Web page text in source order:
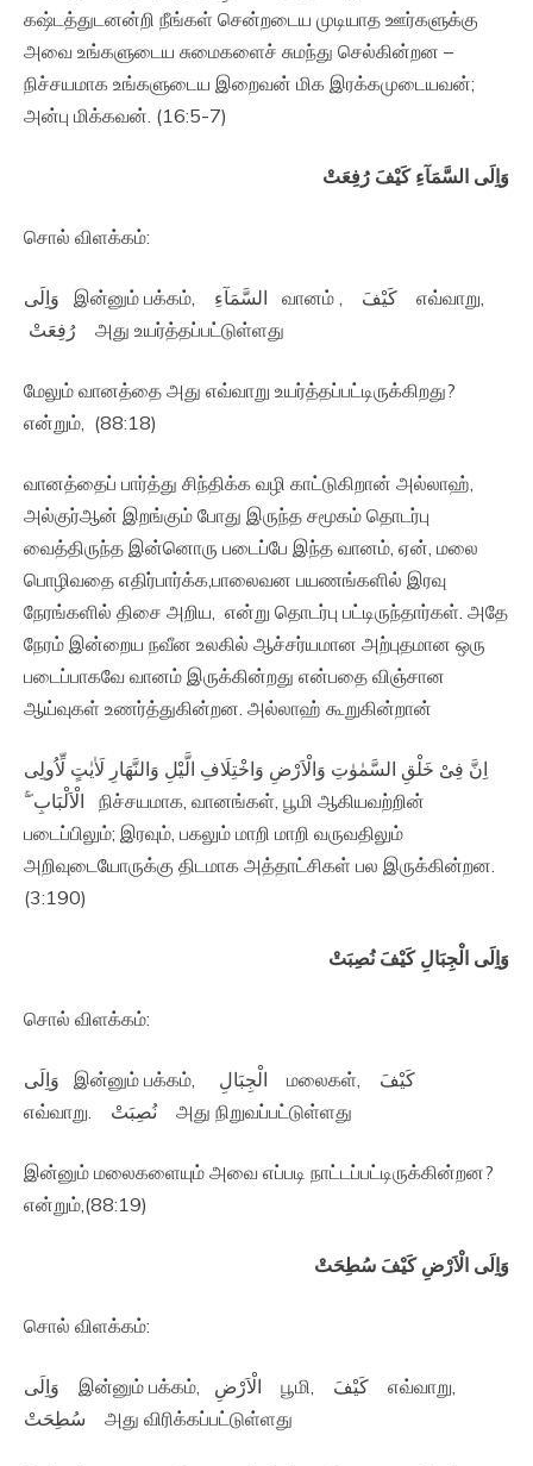
கஷ்டத்துடனன்றி நீங்கள் சென்றடைய முடியாத ஊர்களுக்கு
அவை உங்களுடைய சுமைகளைச் சுமந்து செல்கின்றன –
நிச்சயமாக உங்களுடைய இறைவன் மிக இரக்கமுடையவன்;
அன்பு மிக்கவன். (16:5-7)
وَاِلَى السَّمَآءِ كَيْفَ رُفِعَتْ
சொல் விளக்கம்:
وَاِلَى இன்னும் பக்கம், السَّمَآءِ வானம் , كَيْفَ எவ்வாறு,
رُفِعَتْ அது உயர்த்தப்பட்டுள்ளது
மேலும் வானத்தை அது எவ்வாறு உயர்த்தப்பட்டிருக்கிறது?
என்றும், (88:18)
வானத்தைப் பார்த்து சிந்திக்க வழி காட்டுகிறான் அல்லாஹ்,
அல்குர்ஆன் இறங்கும் போது இருந்த சமூகம் தொடர்பு
வைத்திருந்த இன்னொரு படைப்பே இந்த வானம், ஏன், மலை
பொழிவதை எதிர்பார்க்க,பாலைவன பயணங்களில் இரவு
நேரங்களில் திசை அறிய, என்று தொடர்பு பட்டிருந்தார்கள். அதே
நேரம் இன்றைய நவீன உலகில் ஆச்சர்யமான அற்புதமான ஒரு
படைப்பாகவே வானம் இருக்கின்றது என்பதை விஞ்சான
ஆய்வுகள் உணர்த்துகின்றன. அல்லாஹ் கூறுகின்றான்
اِنَّ فِىْ خَلْقِ السَّمٰوٰتِ وَالْاَرْضِ وَاخْتِلَافِ الَّيْلِ وَالنَّهَارِ لَاٰيٰتٍ لِّاُولِى
الْاَلْبَابِ ۚۖ‏ நிச்சயமாக, வானங்கள், பூமி ஆகியவற்றின்
படைப்பிலும்; இரவும், பகலும் மாறி மாறி வருவதிலும்
அறிவுடையோருக்கு திடமாக அத்தாட்சிகள் பல இருக்கின்றன.
(3:190)
وَاِلَى الْجِبَالِ كَيْفَ نُصِبَتْ
சொல் விளக்கம்:
وَاِلَى இன்னும் பக்கம், الْجِبَالِ மலைகள், كَيْفَ
எவ்வாறு. نُصِبَتْ அது நிறுவப்பட்டுள்ளது
இன்னும் மலைகளையும் அவை எப்படி நாட்டப்பட்டிருக்கின்றன?
என்றும்,(88:19)
وَاِلَى الْاَرْضِ كَيْفَ سُطِحَتْ
சொல் விளக்கம்:
وَاِلَى இன்னும் பக்கம், الْاَرْضِ பூமி, كَيْفَ எவ்வாறு,
سُطِحَتْ அது விரிக்கப்பட்டுள்ளது